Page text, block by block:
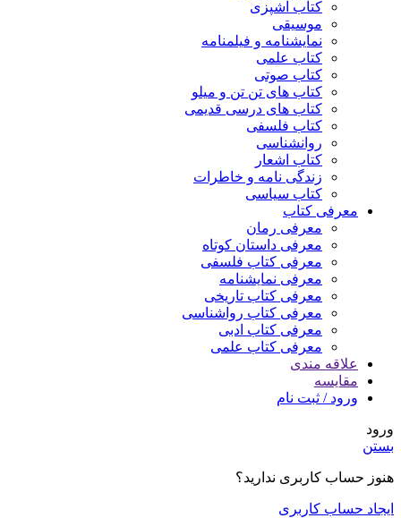
کتاب آشپزی
موسیقی
نمایشنامه و فیلمنامه
کتاب علمی
کتاب صوتی
کتاب های تن تن و میلو
کتاب های درسی قدیمی
کتاب فلسفی
روانشناسی
کتاب اشعار
زندگی نامه و خاطرات
کتاب سیاسی
معرفی کتاب
معرفی رمان
معرفی داستان کوتاه
معرفی کتاب فلسفی
معرفی نمایشنامه
معرفی کتاب تاریخی
معرفی کتاب رواشناسی
معرفی کتاب ادبی
معرفی کتاب علمی
علاقه مندی
مقایسه
ورود / ثبت نام
ورود
بستن
هنوز حساب کاربری ندارید؟
ایجاد حساب کاربری